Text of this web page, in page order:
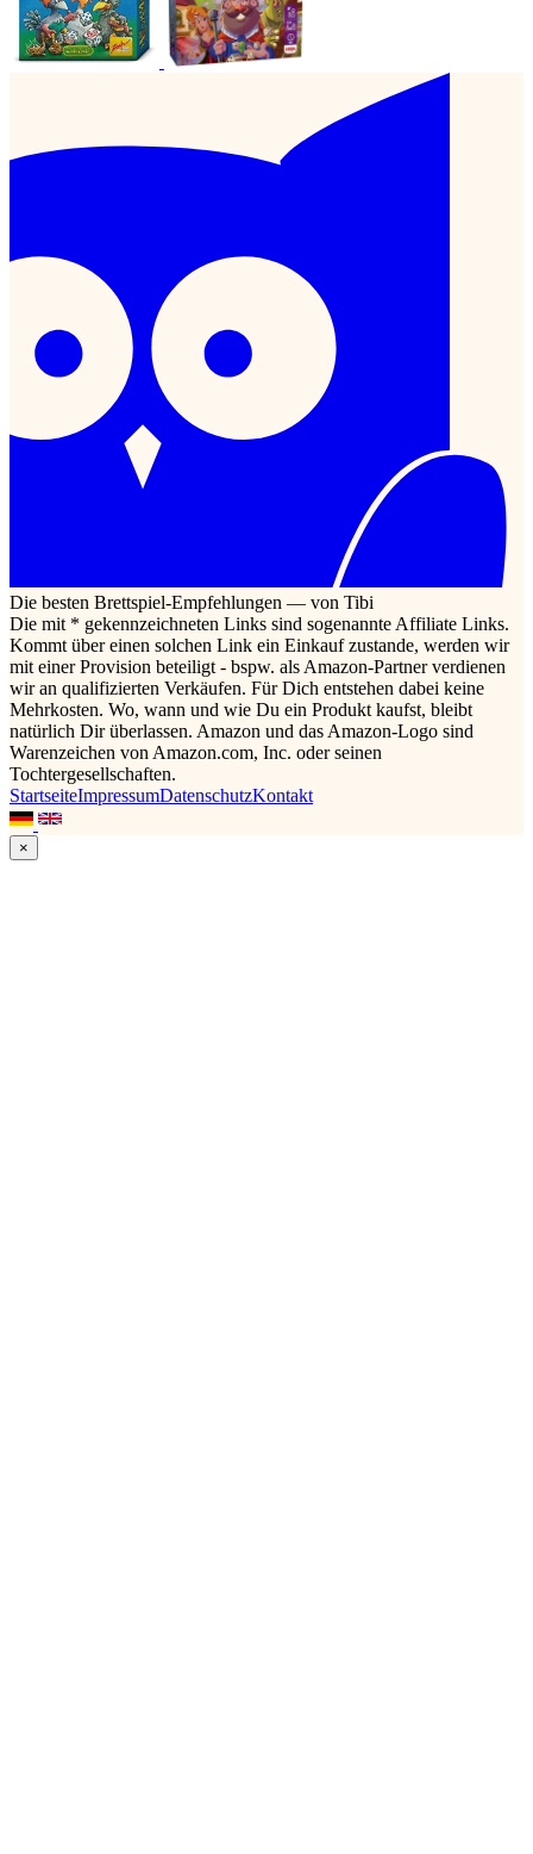
Die besten Brettspiel-Empfehlungen — von Tibi
Die mit * gekennzeichneten Links sind sogenannte Affiliate Links.
Kommt über einen solchen Link ein Einkauf zustande, werden wir
mit einer Provision beteiligt - bspw. als Amazon-Partner verdienen
wir an qualifizierten Verkäufen. Für Dich entstehen dabei keine
Mehrkosten. Wo, wann und wie Du ein Produkt kaufst, bleibt
natürlich Dir überlassen. Amazon und das Amazon-Logo sind
Warenzeichen von Amazon.com, Inc. oder seinen
Tochtergesellschaften.
StartseiteImpressumDatenschutzKontakt
×